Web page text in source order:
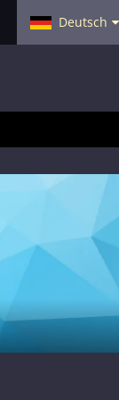
Hilfe
Deutsch